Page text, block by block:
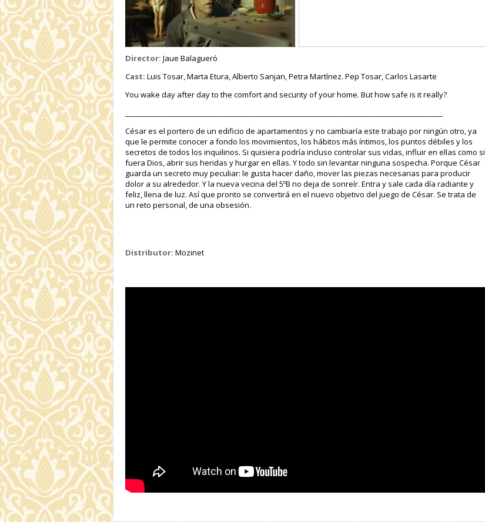
Director: Jaue Balagueró
Cast: Luis Tosar, Marta Etura, Alberto Sanjan, Petra Martínez. Pep Tosar, Carlos Lasarte
You wake day after day to the comfort and security of your home. But how safe is it really?
César es el portero de un edificio de apartamentos y no cambiaría este trabajo por ningún otro, ya
que le permite conocer a fondo los movimientos, los hábitos más íntimos, los puntos débiles y los
secretos de todos los inquilinos. Si quisiera podría incluso controlar sus vidas, influir en ellas como si
fuera Dios, abrir sus heridas y hurgar en ellas. Y todo sin levantar ninguna sospecha. Porque César
guarda un secreto muy peculiar: le gusta hacer daño, mover las piezas necesarias para producir
dolor a su alrededor. Y la nueva vecina del 5ºB no deja de sonreír. Entra y sale cada día radiante y
feliz, llena de luz. Así que pronto se convertirá en el nuevo objetivo del juego de César. Se trata de
un reto personal, de una obsesión.
Distributor: Mozinet